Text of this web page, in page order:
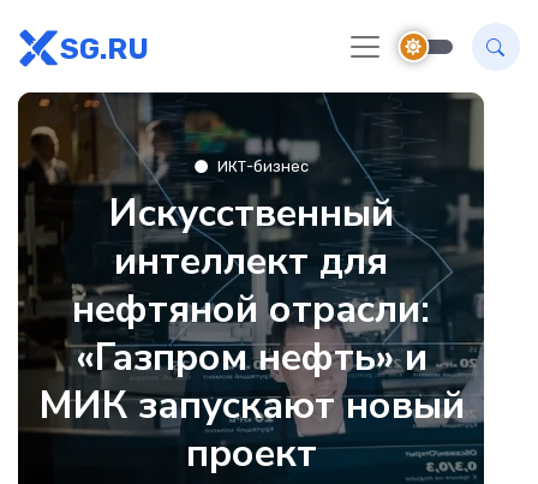
SG.RU
ИКТ-бизнес
Искусственный
интеллект для
нефтяной отрасли:
«Газпром нефть» и
МИК запускают новый
проект